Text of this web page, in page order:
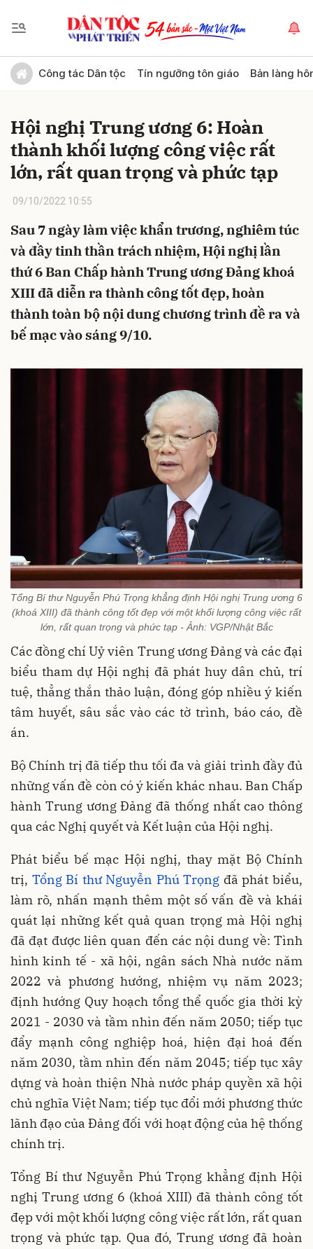
Công tác Dân tộc Tín ngưỡng tôn giáo Bản làng
Hội nghị Trung ương 6: Hoàn
thành khối lượng công việc rất
lớn, rất quan trọng và phức tạp
09/10/2022 10:55
Sau 7 ngày làm việc khẩn trương, nghiêm túc
và đầy tinh thần trách nhiệm, Hội nghị lần
thứ 6 Ban Chấp hành Trung ương Đảng khoá
XIII đã diễn ra thành công tốt đẹp, hoàn
thành toàn bộ nội dung chương trình đề ra và
bế mạc vào sáng 9/10.
Tổng Bí thư Nguyễn Phú Trọng khẳng định Hội nghị Trung ương 6
(khoá XIII) đã thành công tốt đẹp với một khối lượng công việc rất
lớn, rất quan trọng và phức tạp - Ảnh: VGP/Nhật Bắc
Các đồng chí Uỷ viên Trung ương Đảng và các đại
biểu tham dự Hội nghị đã phát huy dân chủ, trí
tuệ, thẳng thắn thảo luận, đóng góp nhiều ý kiến
tâm huyết, sâu sắc vào các tờ trình, báo cáo, đề
án.
Bộ Chính trị đã tiếp thu tối đa và giải trình đầy đủ
những vấn đề còn có ý kiến khác nhau. Ban Chấp
hành Trung ương Đảng đã thống nhất cao thông
qua các Nghị quyết và Kết luận của Hội nghị.
Phát biểu bế mạc Hội nghị, thay mặt Bộ Chính
trị, Tổng Bí thư Nguyễn Phú Trọng đã phát biểu,
làm rõ, nhấn mạnh thêm một số vấn đề và khái
quát lại những kết quả quan trọng mà Hội nghị
đã đạt được liên quan đến các nội dung về: Tình
hình kinh tế - xã hội, ngân sách Nhà nước năm
2022 và phương hướng, nhiệm vụ năm 2023;
định hướng Quy hoạch tổng thể quốc gia thời kỳ
2021 - 2030 và tầm nhìn đến năm 2050; tiếp tục
đẩy mạnh công nghiệp hoá, hiện đại hoá đến
năm 2030, tầm nhìn đến năm 2045; tiếp tục xây
dựng và hoàn thiện Nhà nước pháp quyền xã hội
chủ nghĩa Việt Nam; tiếp tục đổi mới phương thức
lãnh đạo của Đảng đối với hoạt động của hệ thống
chính trị.
Tổng Bí thư Nguyễn Phú Trọng khẳng định Hội
nghị Trung ương 6 (khoá XIII) đã thành công tốt
đẹp với một khối lượng công việc rất lớn, rất quan
trọng và phức tạp. Qua đó, Trung ương đã hoàn
Gửi bình luận